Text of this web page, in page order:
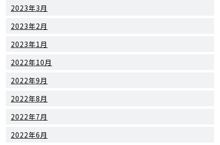
2023年3月
2023年2月
2023年1月
2022年10月
2022年9月
2022年8月
2022年7月
2022年6月